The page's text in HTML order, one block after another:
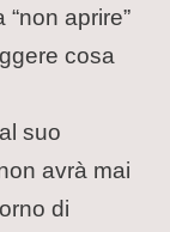
aprire”
cosa
suo
avrà mai
di